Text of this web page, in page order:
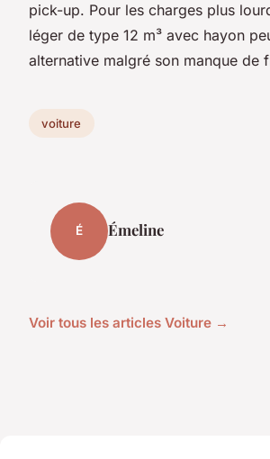
pick-up. Pour les charges plus
léger de type 12 m³ avec hayon
alternative malgré son manque de
voiture
É Émeline
Voir tous les articles Voiture →